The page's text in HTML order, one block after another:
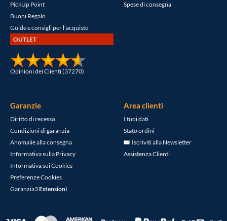
PickUp Point
Buoni Regalo
Guide e consigli per l'acquisto
OUTLET
Opinioni dei Clienti (37270)
Spese di consegna
Garanzie
Diritto di recesso
Condizioni di garanzia
Anomalie alla consegna
Informativa sulla Privacy
Informativa sui Cookies
Preferenze Cookies
Garanzia3Estensioni
Area clienti
I tuoi dati
Stato ordini
Iscriviti alla Newsletter
Assistenza Clienti